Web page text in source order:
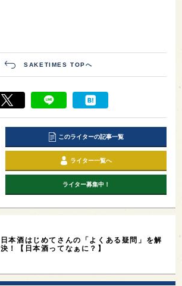
SAKETIMES TOPへ
このライターの記事一覧
ライター一覧へ
ライター募集中！
日本酒はじめてさんの「よくある疑問」を解
決！【日本酒ってなぁに？】